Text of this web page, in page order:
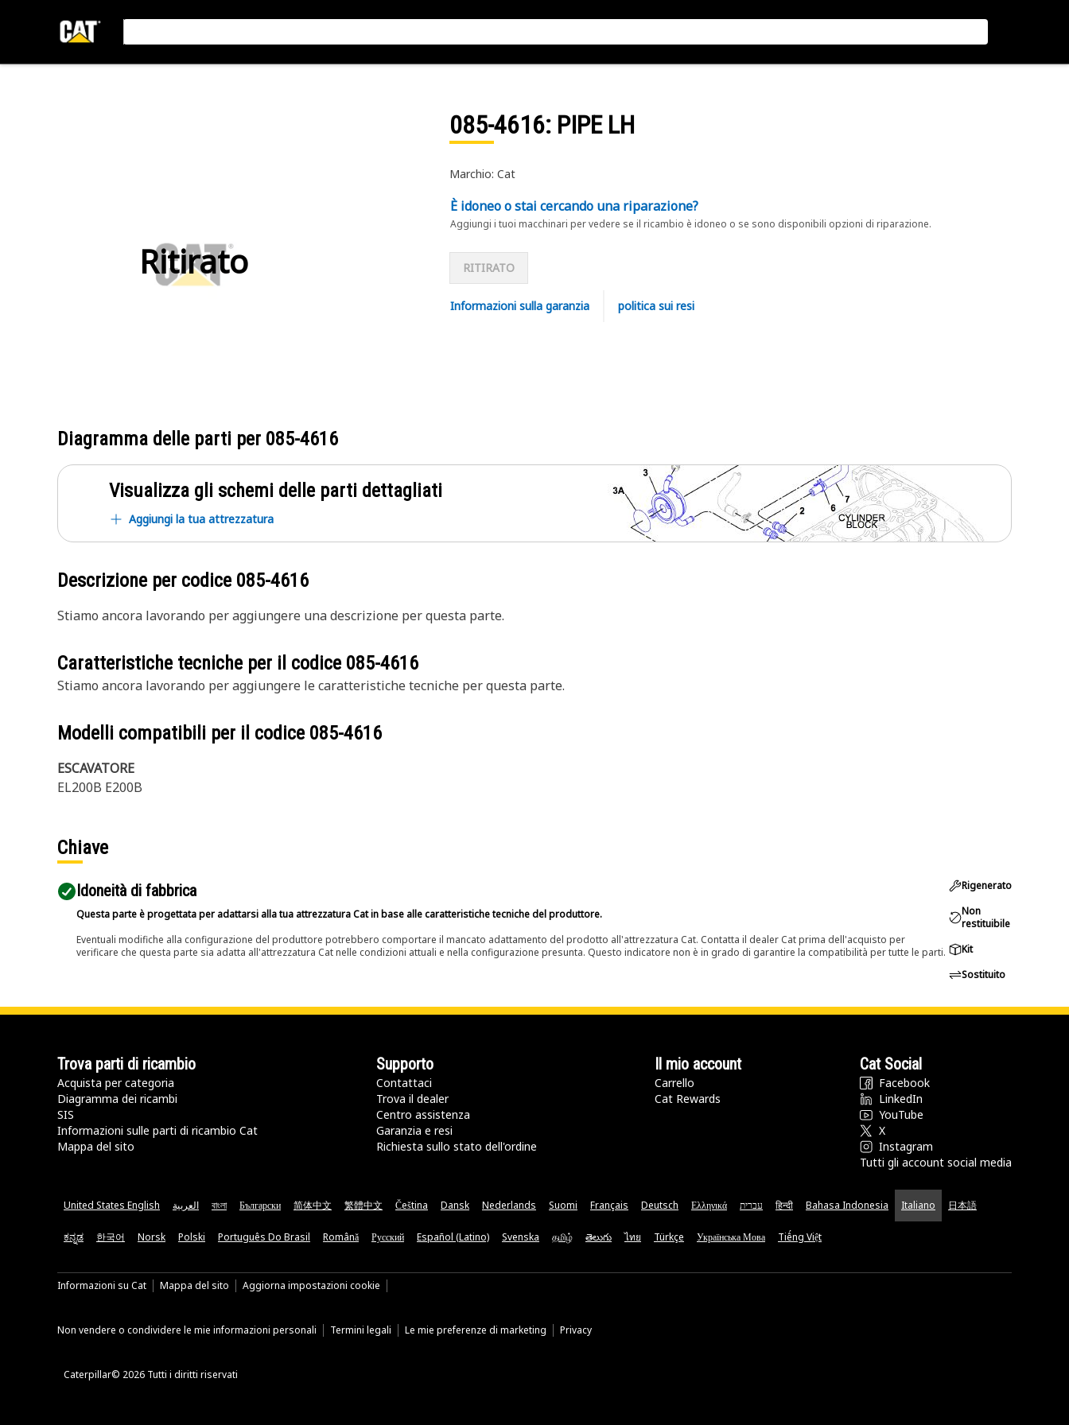
Ritirato
085-4616: PIPE LH
Marchio: Cat
È idoneo o stai cercando una riparazione?
Aggiungi i tuoi macchinari per vedere se il ricambio è idoneo o se sono disponibili opzioni di riparazione.
RITIRATO
Informazioni sulla garanzia politica sui resi
Diagramma delle parti per 085-4616
Visualizza gli schemi delle parti dettagliati
Aggiungi la tua attrezzatura
Descrizione per codice 085-4616
Stiamo ancora lavorando per aggiungere una descrizione per questa parte.
Caratteristiche tecniche per il codice 085-4616
Stiamo ancora lavorando per aggiungere le caratteristiche tecniche per questa parte.
Modelli compatibili per il codice 085-4616
ESCAVATORE
EL200B E200B
Chiave
Idoneità di fabbrica
Questa parte è progettata per adattarsi alla tua attrezzatura Cat in base alle caratteristiche tecniche del produttore.
Eventuali modifiche alla configurazione del produttore potrebbero comportare il mancato adattamento del prodotto all'attrezzatura Cat. Contatta il dealer Cat prima dell'acquisto per
verificare che questa parte sia adatta all'attrezzatura Cat nelle condizioni attuali e nella configurazione presunta. Questo indicatore non è in grado di garantire la compatibilità per tutte le parti.
Rigenerato
Non
restituibile
Kit
Sostituito
Trova parti di ricambio
Acquista per categoria
Diagramma dei ricambi
SIS
Informazioni sulle parti di ricambio Cat
Mappa del sito
Supporto
Contattaci
Trova il dealer
Centro assistenza
Garanzia e resi
Richiesta sullo stato dell'ordine
Il mio account
Carrello
Cat Rewards
Cat Social
Facebook
LinkedIn
YouTube
X
Instagram
Tutti gli account social media
United States English العربية বাংলা Български 简体中文 繁體中文 Čeština Dansk Nederlands Suomi Français Deutsch Ελληνικά עברית हिन्दी Bahasa Indonesia Italiano 日本語
ಕನ್ನಡ 한국어 Norsk Polski Português Do Brasil Română Русский Español (Latino) Svenska தமிழ் తెలుగు ไทย Türkçe Українська Мова Tiếng Việt
Informazioni su Cat Mappa del sito Aggiorna impostazioni cookie
Non vendere o condividere le mie informazioni personali Termini legali Le mie preferenze di marketing Privacy
Caterpillar© 2026 Tutti i diritti riservati